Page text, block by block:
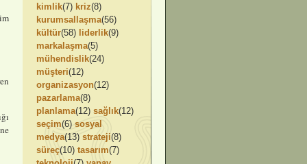
kimlik(7) kriz(8)
kurumsallaşma(56)
kültür(58) liderlik(9)
markalaşma(5)
mühendislik(24)
müşteri(12)
organizasyon(12)
pazarlama(8)
planlama(12) sağlık(12)
seçim(6) sosyal
medya(13) strateji(8)
süreç(10) tasarım(7)